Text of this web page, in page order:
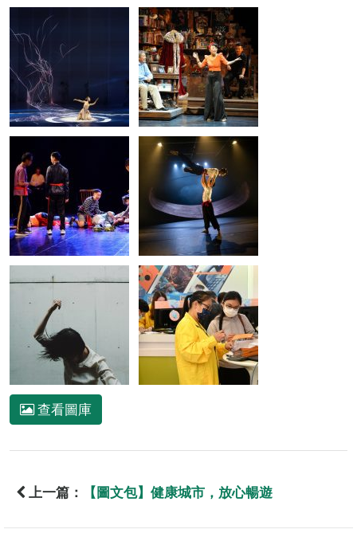
查看圖庫
上一篇： 【圖文包】健康城市，放心暢遊